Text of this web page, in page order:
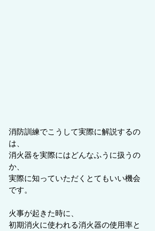
消防訓練でこうして実際に解説するの
は、
消火器を実際にはどんなふうに扱うの
か、
実際に知っていただくとてもいい機会
です。
火事が起きた時に、
初期消火に使われる消火器の使用率と